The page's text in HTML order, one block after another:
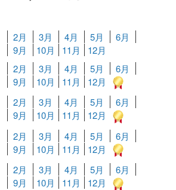
2月 3月 4月 5月
6月
9月 10月 11月 12月
2月 3月 4月 5月
6月
9月 10月 11月 12月
2月 3月 4月 5月
6月
9月 10月 11月 12月
2月 3月 4月 5月
6月
9月 10月 11月 12月
2月 3月 4月 5月
6月
9月 10月 11月 12月